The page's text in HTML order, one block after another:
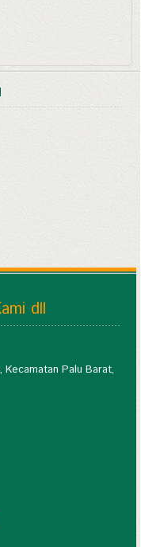
dll
Kecamatan Palu Barat,